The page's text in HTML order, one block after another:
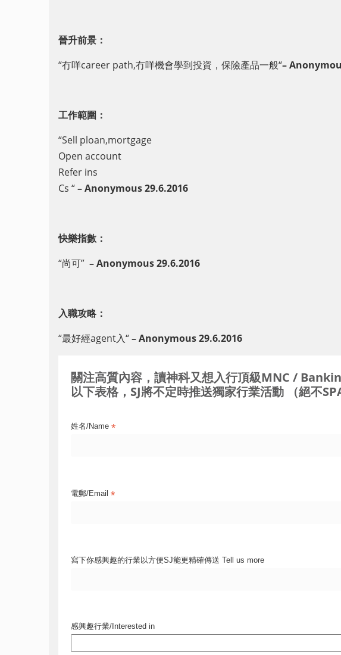
晉升前景：
“冇咩career path,冇咩機會學到投資，保險產品一般“–
工作範圍：
“Sell ploan,mortgage
Open account
Refer ins
Cs “– Anonymous 29.6.2016
快樂指數：
“尚可” – Anonymous 29.6.2016
入職攻略：
“最好經agent入“– Anonymous 29.6.2016
關注高質內容，讀神科又想入行頂級MNC /
以下表格，SJ將不定時推送獨家行業活動 （絕不
姓名/Name *
電郵/Email *
寫下你感興趣的行業以方便SJ能更精確傳送 Tell us more
感興趣行業/Interested in